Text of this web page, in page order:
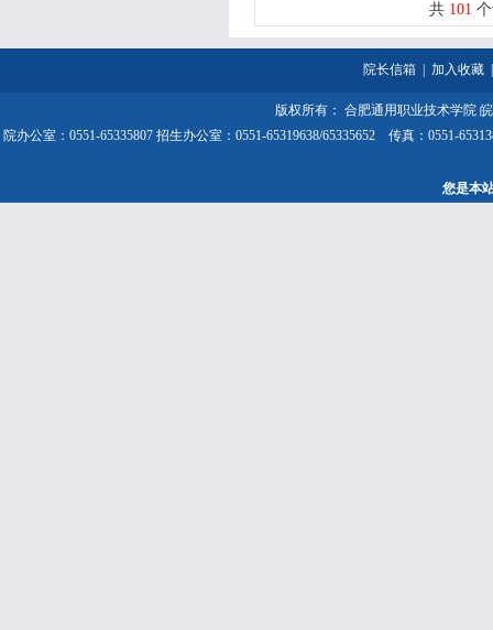
共 101
院长信箱 加入收藏
版权所有： 合肥通用职业技术学院
院办公室：0551-65335807 招生办公室：0551-65319638/65335652 传真：0551-
您是本